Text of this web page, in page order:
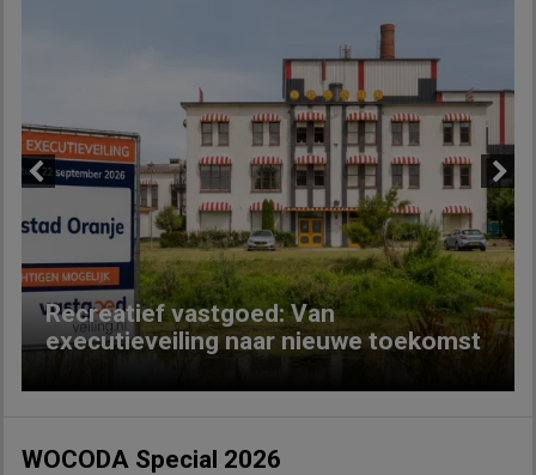
Recreatief vastgoed: Van
executieveiling naar nieuwe toekomst
Next
WOCODA Special 2026